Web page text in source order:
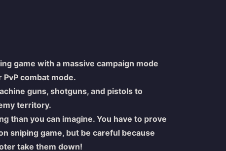
game with a massive campaign mode
combat mode.
guns, shotguns, and pistols to
territory.
than you can imagine. You have to prove
sniping game, but be careful because
take them down!